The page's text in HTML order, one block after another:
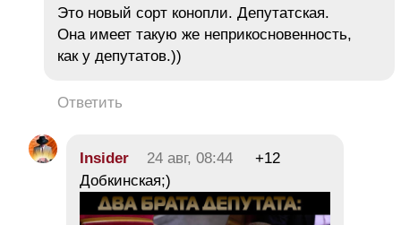
Это новый сорт конопли. Депутатская.
Она имеет такую же неприкосновенность,
как у депутатов.))
Ответить
Insider 24 авг, 08:44
+12
Добкинская;)